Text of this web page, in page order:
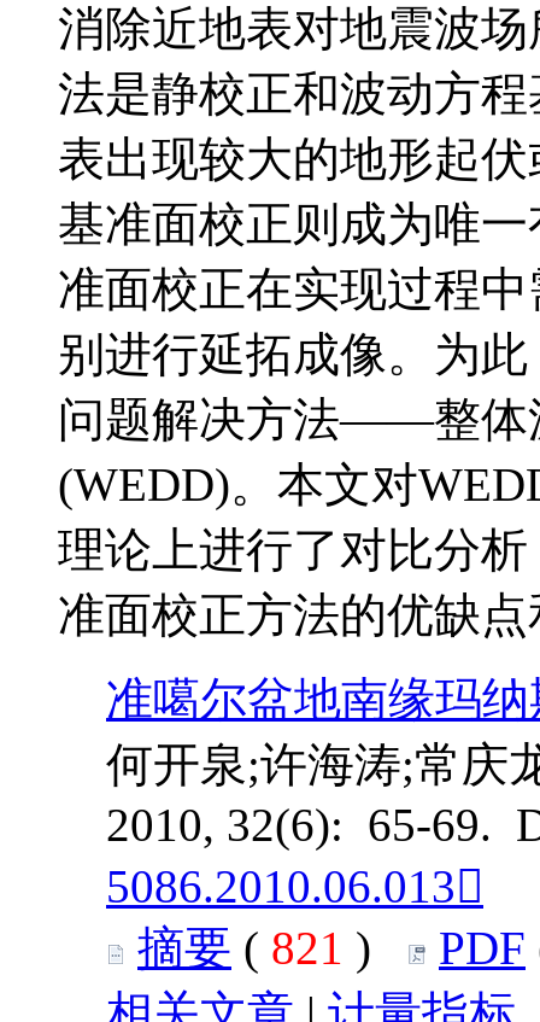
消除近地表对地震波
法是静校正和波动方
表出现较大的地形起
基准面校正则成为唯
准面校正在实现过程
别进行延拓成像。为
问题解决方法——整体
(WEDD)。本文对
理论上进行了对比分
准面校正方法的优缺
准噶尔盆地南缘玛
何开泉;许海涛;常庆
2010, 32(6): 65-69.
5086.2010.06.013
摘要 ( 821 ) PDF